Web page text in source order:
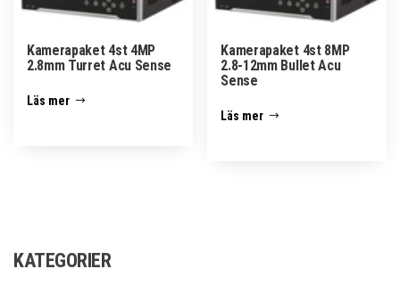
Kamerapaket 4st 4MP
2.8mm Turret Acu Sense
Läs mer
Kamerapaket 4st 8MP
2.8-12mm Bullet Acu
Sense
Läs mer
KATEGORIER